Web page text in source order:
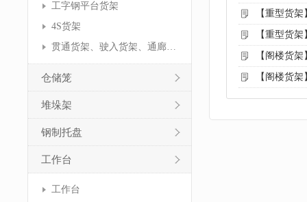
工字钢平台货架
4S货架
贯通货架、驶入货架、通廊货架
仓储笼
堆垛架
钢制托盘
工作台
工作台
【重型货
【重型货
【阁楼货
【阁楼货